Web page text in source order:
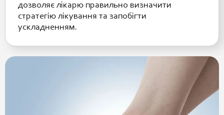
дозволяє лікарю правильно визначити
стратегію лікування та запобігти
ускладненням.